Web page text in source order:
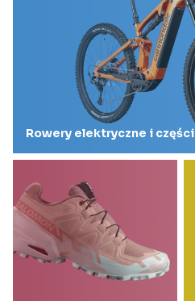
Rowery elektryczne i części